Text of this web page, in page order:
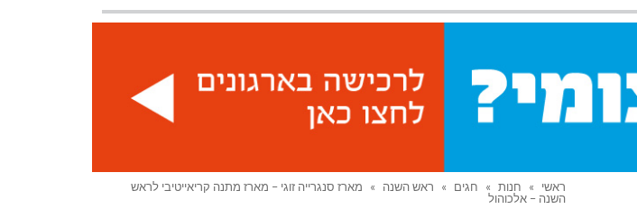
ראשי » חנות » חגים » ראש השנה »
מארז סנגרייה זוגי – מארז מתנה קריאייטיבי לראש
השנה – אלכוהול